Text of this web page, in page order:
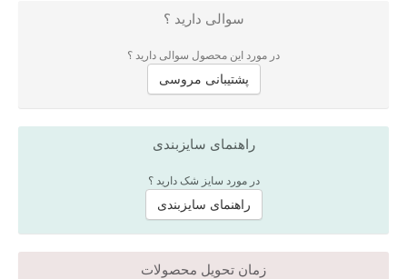
سوالی دارید ؟
در مورد این محصول سوالی دارید ؟
پشتیبانی مروسی
راهنمای سایزبندی
در مورد سایز شک دارید ؟
راهنمای سایزبندی
زمان تحویل محصولات